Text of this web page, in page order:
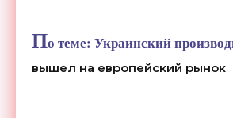
По теме: Украинский
вышел на европейский рынок